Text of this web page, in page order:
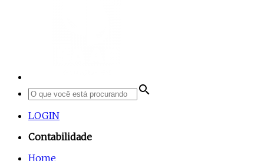
search
LOGIN
Contabilidade
Home